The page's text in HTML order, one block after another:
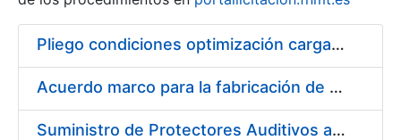
Pliego condiciones optimización cargas compras firmado
Acuerdo marco para la fabricación de piezas
Suministro de Protectores Auditivos a medida para las personas trabajadoras de los Centros de Trabajo de Madrid y Burgos